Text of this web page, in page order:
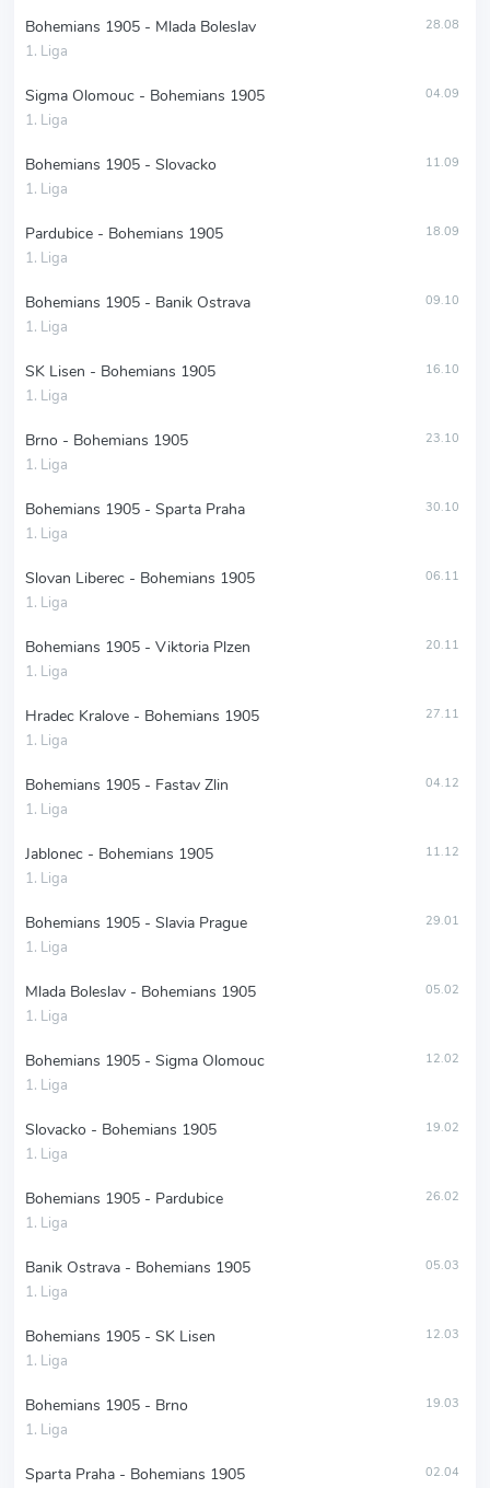
Bohemians 1905 - Mlada Boleslav
1. Liga
28.08
Sigma Olomouc - Bohemians 1905
1. Liga
04.09
Bohemians 1905 - Slovacko
1. Liga
11.09
Pardubice - Bohemians 1905
1. Liga
18.09
Bohemians 1905 - Banik Ostrava
1. Liga
09.10
SK Lisen - Bohemians 1905
1. Liga
16.10
Brno - Bohemians 1905
1. Liga
23.10
Bohemians 1905 - Sparta Praha
1. Liga
30.10
Slovan Liberec - Bohemians 1905
1. Liga
06.11
Bohemians 1905 - Viktoria Plzen
1. Liga
20.11
Hradec Kralove - Bohemians 1905
1. Liga
27.11
Bohemians 1905 - Fastav Zlin
1. Liga
04.12
Jablonec - Bohemians 1905
1. Liga
11.12
Bohemians 1905 - Slavia Prague
1. Liga
29.01
Mlada Boleslav - Bohemians 1905
1. Liga
05.02
Bohemians 1905 - Sigma Olomouc
1. Liga
12.02
Slovacko - Bohemians 1905
1. Liga
19.02
Bohemians 1905 - Pardubice
1. Liga
26.02
Banik Ostrava - Bohemians 1905
1. Liga
05.03
Bohemians 1905 - SK Lisen
1. Liga
12.03
Bohemians 1905 - Brno
1. Liga
19.03
Sparta Praha - Bohemians 1905 02.04